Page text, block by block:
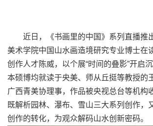
近日，《书画里的中国》系列直播推
美术学院中国山水画造境研究专业博士在
创作人才陈威，以个展“时间的叠影”开启
本硕博均就读于央美、师从丘挺等教授的
广西青美协理事，作品被央视总台等机构
既解析园林、瀑布、雪山三大系列创作，
创作的转化，为观众解码山水创新密码。